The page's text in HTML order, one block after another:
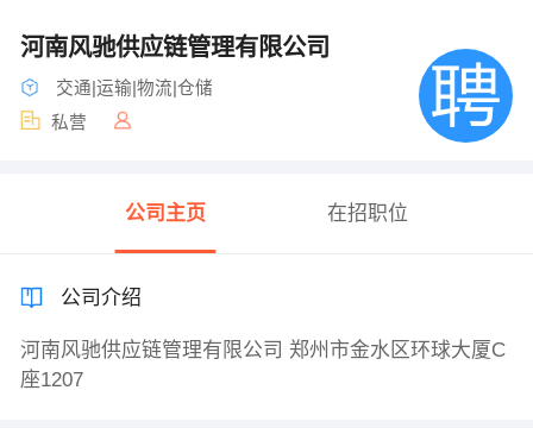
河南风驰供应链管理有限公司
交通|运输|物流|仓储
私营
公司主页 在招职位
公司介绍
河南风驰供应链管理有限公司 郑州市金水区环球大厦C
座1207